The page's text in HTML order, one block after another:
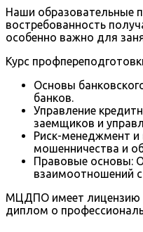
Наши образовательные
востребованность
особенно важно для
Курс
Основы
банков.
Управление
заемщиков и
Риск-менеджмент и
мошенничества и
Правовые основы:
взаимоотношений
МЦДПО имеет лицензию
диплом о